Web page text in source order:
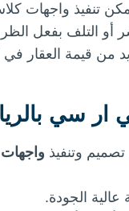
تنفيذ واجهات
أو التلف بفعل
من قيمة العقار
ار سي
وتنفيذ
الجودة.